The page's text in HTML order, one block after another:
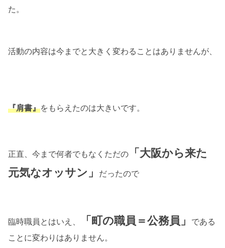
た。
活動の内容は今までと大きく変わることはありませんが、
『肩書』をもらえたのは大きいです。
正直、今まで何者でもなくただの
「大阪から来た
元気なオッサン」
だったので
臨時職員とはいえ、 「町の職員＝公務員」
である
ことに変わりはありません。